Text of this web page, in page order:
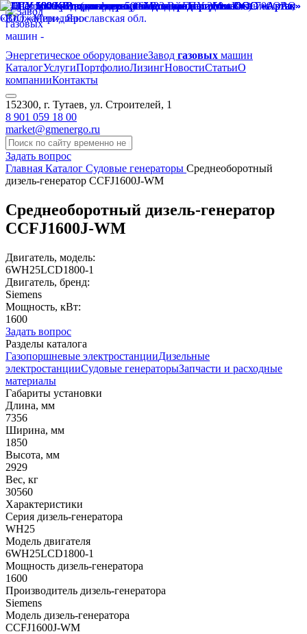
Энергетическое оборудованиеЗавод газовых машин
КаталогУслугиПортфолиоЛизингНовостиСтатьиО
компанииКонтакты
152300, г. Тутаев, ул. Строителей, 1
8 901 059 18 00
market@gmenergo.ru
Задать вопрос
Главная Каталог Судовые генераторы Среднеоборотный
дизель-генератор CCFJ1600J-WM
Среднеоборотный дизель-генератор
CCFJ1600J-WM
Двигатель, модель:
6WH25LCD1800-1
Двигатель, бренд:
Siemens
Мощность, кВт:
1600
Задать вопрос
Разделы каталога
Газопоршневые электростанцииДизельные
электростанцииСудовые генераторыЗапчасти и расходные
материалы
Габариты установки
Длина, мм
7356
Ширина, мм
1850
Высота, мм
2929
Вес, кг
30560
Характеристики
Серия дизель-генератора
WH25
Модель двигателя
6WH25LCD1800-1
Мощность дизель-генератора
1600
Производитель дизель-генератора
Siemens
Модель дизель-генератора
CCFJ1600J-WM